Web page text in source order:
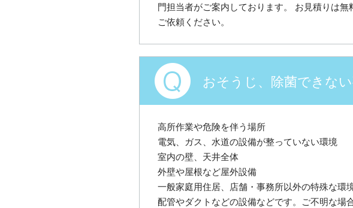
門担当者がご案内しております。 お見積りは
ご依頼ください。
おそうじ、除菌できな
高所作業や危険を伴う場所
電気、ガス、水道の設備が整っていない環境
室内の壁、天井全体
外壁や屋根など屋外設備
一般家庭用住居、店舗・事務所以外の特殊な環
配管やダクトなどの設備などです。ご不明な場